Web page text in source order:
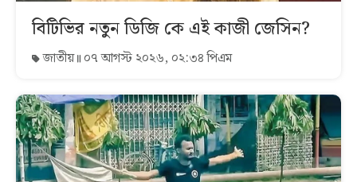
বিটিভির নতুন ডিজি কে এই কাজী জেসিন?
জাতীয় ০৭ আগস্ট ২০২৬, ০২:৩৪ পিএম